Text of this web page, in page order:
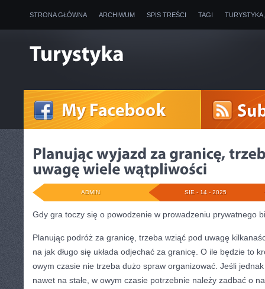
STRONA GŁÓWNA ARCHIWUM SPIS TREŚCI TAGI
SIE - 14 - 2025
ADMIN
Gdy gra toczy się o powodzenie w prowadzeniu prywatnego
Planując podróż za granicę, trzeba wziąć pod uwagę
na jak długo się układa odjechać za granicę. O ile będzie to
owym czasie nie trzeba dużo spraw organizować. Jeśli
nawet na stałe, w owym czasie potrzebnie należy zadbać o